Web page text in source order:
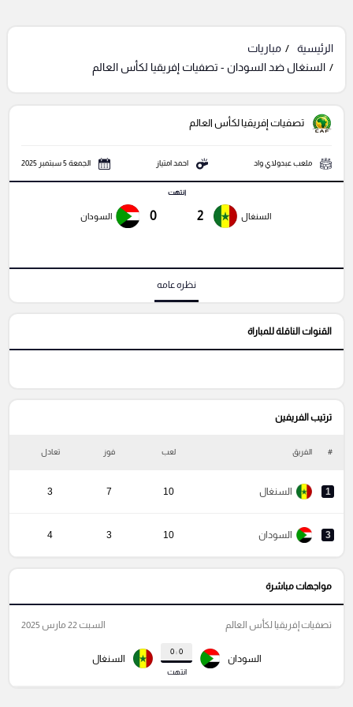
الرئيسية
مباريات
السنغال ضد السودان - تصفيات إفريقيا لكأس العالم
تصفيات إفريقيا لكأس العالم
ملعب عبدولاي واد احمد امتياز الجمعة 5 سبتمبر 2025
السنغال 2
انتهت
0 السودان
نظره عامه
القنوات الناقلة للمباراة
ترتيب الفريفين
# الفريق لعب فوز تعادل
1 السنغال 10
7
3
3 السودان 10
3
4
مواجهات مباشرة
السودان
0 : 0
انتهت
السنغال
تصفيات إفريقيا لكأس العالم السبت 22 مارس 2025